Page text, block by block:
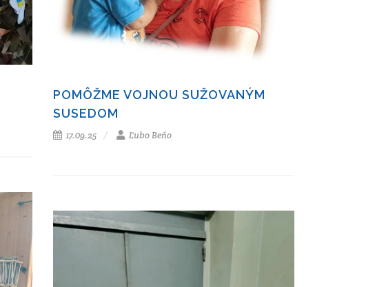
POMÔŽME VOJNOU SUŽOVANÝM
SUSEDOM
17.09.25 Ľubo Beňo